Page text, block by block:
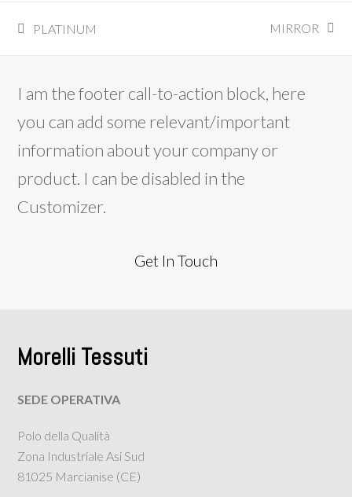
post
PLATINUM
articolo
MIRROR
I am the footer call-to-action block, here
you can add some relevant/important
information about your company or
product. I can be disabled in the
Customizer.
Get In Touch
Morelli Tessuti
SEDE OPERATIVA
Polo della Qualità
Zona Industriale Asi Sud
81025 Marcianise (CE)